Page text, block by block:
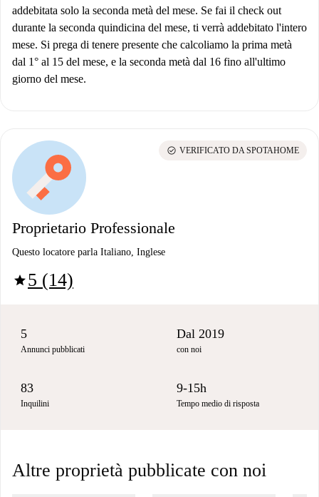
addebitata solo la seconda metà del mese. Se fai il check out
durante la seconda quindicina del mese, ti verrà addebitato l'intero
mese. Si prega di tenere presente che calcoliamo la prima metà
dal 1° al 15 del mese, e la seconda metà dal 16 fino all'ultimo
giorno del mese.
Proprietario Professionale
Questo locatore parla Italiano, Inglese
star5 (14)
check_circle VERIFICATO DA SPOTAHOME
5
Annunci pubblicati
Dal 2019
con noi
83
Inquilini
9-15h
Tempo medio di risposta
Altre proprietà pubblicate con noi